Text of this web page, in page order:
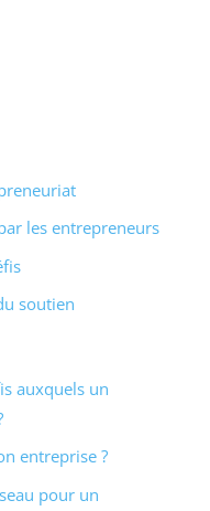
les entrepreneurs
soutien
auxquels un
entreprise ?
pour un